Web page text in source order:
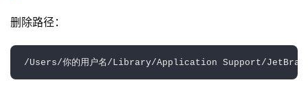
删除路径：